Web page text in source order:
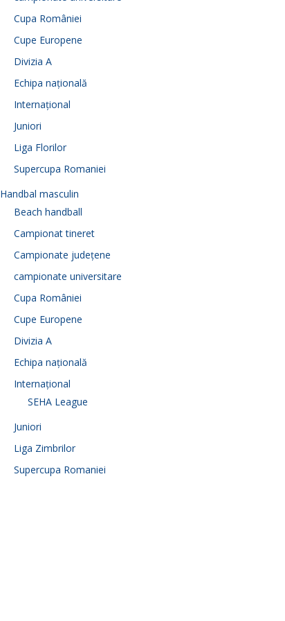
Cupa României
Cupe Europene
Divizia A
Echipa națională
Internațional
Juniori
Liga Florilor
Supercupa Romaniei
Handbal masculin
Beach handball
Campionat tineret
Campionate județene
campionate universitare
Cupa României
Cupe Europene
Divizia A
Echipa națională
Internațional
SEHA League
Juniori
Liga Zimbrilor
Supercupa Romaniei